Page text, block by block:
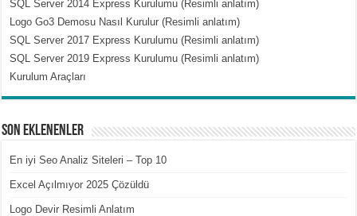
SQL Server 2014 Express Kurulumu (Resimli anlatım)
Logo Go3 Demosu Nasıl Kurulur (Resimli anlatım)
SQL Server 2017 Express Kurulumu (Resimli anlatım)
SQL Server 2019 Express Kurulumu (Resimli anlatım)
Kurulum Araçları
Son Eklenenler
En iyi Seo Analiz Siteleri – Top 10
Excel Açılmıyor 2025 Çözüldü
Logo Devir Resimli Anlatım